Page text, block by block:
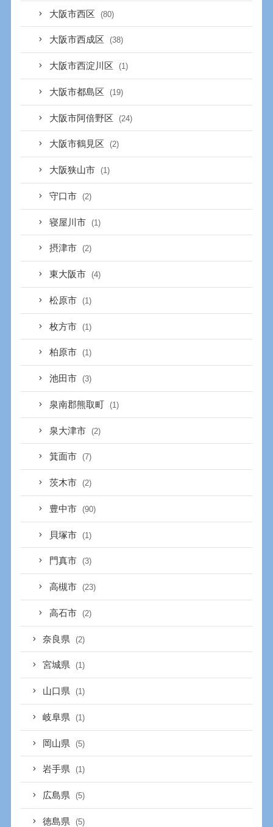
大阪市西区 (80)
大阪市西成区 (38)
大阪市西淀川区 (1)
大阪市都島区 (19)
大阪市阿倍野区 (24)
大阪市鶴見区 (2)
大阪狭山市 (1)
守口市 (2)
寝屋川市 (1)
摂津市 (2)
東大阪市 (4)
松原市 (1)
枚方市 (1)
柏原市 (1)
池田市 (3)
泉南郡熊取町 (1)
泉大津市 (2)
箕面市 (7)
茨木市 (2)
豊中市 (90)
貝塚市 (1)
門真市 (3)
高槻市 (23)
高石市 (2)
奈良県 (2)
宮城県 (1)
山口県 (1)
岐阜県 (1)
岡山県 (5)
岩手県 (1)
広島県 (5)
徳島県 (5)